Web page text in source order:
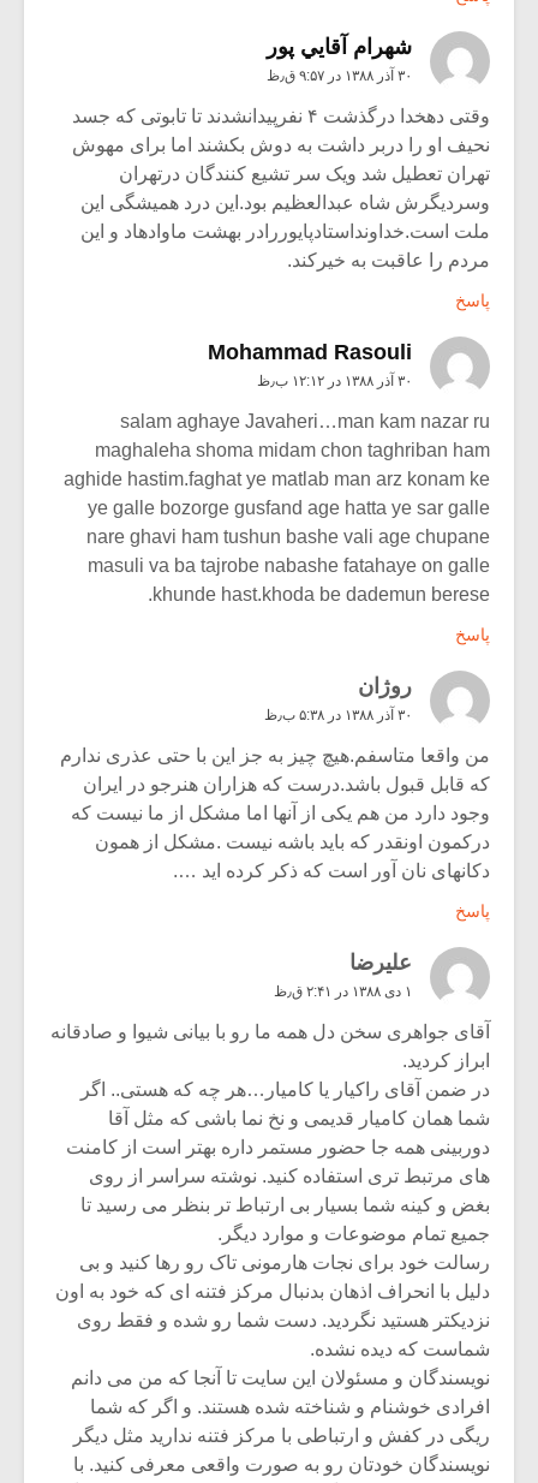
شهرام آقايي پور
۳۰ آذر ۱۳۸۸ در ۹:۵۷ ق٫ظ
وقتی دهخدا درگذشت ۴ نفرپیدانشدند تا تابوتی که جسد
نحیف او را دربر داشت به دوش بکشند اما برای مهوش
تهران تعطیل شد ویک سر تشیع کنندگان درتهران
وسردیگرش شاه عبدالعظیم بود.این درد همیشگی این
ملت است.خداونداستادپایوررادر بهشت ماوادهاد و این
مردم را عاقبت به خیرکند.
پاسخ
Mohammad Rasouli
۳۰ آذر ۱۳۸۸ در ۱۲:۱۲ ب٫ظ
salam aghaye Javaheri…man kam nazar ru
maghaleha shoma midam chon taghriban ham
aghide hastim.faghat ye matlab man arz konam ke
ye galle bozorge gusfand age hatta ye sar galle
nare ghavi ham tushun bashe vali age chupane
masuli va ba tajrobe nabashe fatahaye on galle
khunde hast.khoda be dademun berese.
پاسخ
روژان
۳۰ آذر ۱۳۸۸ در ۵:۳۸ ب٫ظ
من واقعا متاسفم.هیچ چیز به جز این با حتی عذری ندارم
که قابل قبول باشد.درست که هزاران هنرجو در ایران
وجود دارد من هم یکی از آنها اما مشکل از ما نیست که
درکمون اونقدر که باید باشه نیست .مشکل از همون
دکانهای نان آور است که ذکر کرده اید ….
پاسخ
عليرضا
۱ دی ۱۳۸۸ در ۲:۴۱ ق٫ظ
آقای جواهری سخن دل همه ما رو با بیانی شیوا و صادقانه
ابراز کردید.
در ضمن آقای راکیار یا کامیار…هر چه که هستی.. اگر
شما همان کامیار قدیمی و نخ نما باشی که مثل آقا
دوربینی همه جا حضور مستمر داره بهتر است از کامنت
های مرتبط تری استفاده کنید. نوشته سراسر از روی
بغض و کینه شما بسیار بی ارتباط تر بنظر می رسید تا
جمیع تمام موضوعات و موارد دیگر.
رسالت خود برای نجات هارمونی تاک رو رها کنید و بی
دلیل با انحراف اذهان بدنبال مرکز فتنه ای که خود به اون
نزدیکتر هستید نگردید. دست شما رو شده و فقط روی
شماست که دیده نشده.
نویسندگان و مسئولان این سایت تا آنجا که من می دانم
افرادی خوشنام و شناخته شده هستند. و اگر که شما
ریگی در کفش و ارتباطی با مرکز فتنه ندارید مثل دیگر
نویسندگان خودتان رو به صورت واقعی معرفی کنید. با